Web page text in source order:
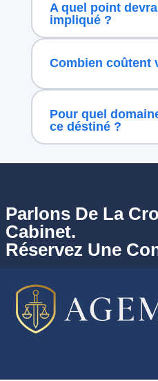
A quel point
impliqué ?
Combien coûtent
Pour quel
ce déstiné ?
Parlons De La
Cabinet.
Réservez Une